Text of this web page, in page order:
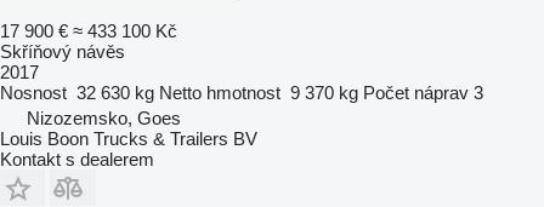
17 900 € ≈ 433 100 Kč
Skříňový návěs
2017
Nosnost 32 630 kg Netto hmotnost 9 370 kg Počet náprav 3
Nizozemsko, Goes
Louis Boon Trucks & Trailers BV
Kontakt s dealerem